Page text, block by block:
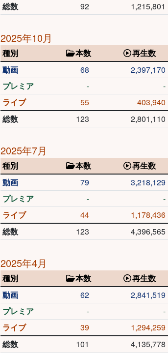
総数
92 1,215,801
2025年10月
種別 本数
再生数
動画
68
2,397,170
プレミア
-
-
ライブ
55
403,940
総数
123 2,801,110
2025年7月
種別 本数
再生数
動画
79
3,218,129
プレミア
-
-
ライブ
44
1,178,436
総数
123 4,396,565
2025年4月
種別 本数
再生数
動画
62
2,841,519
プレミア
-
-
ライブ
39
1,294,259
総数
101 4,135,778